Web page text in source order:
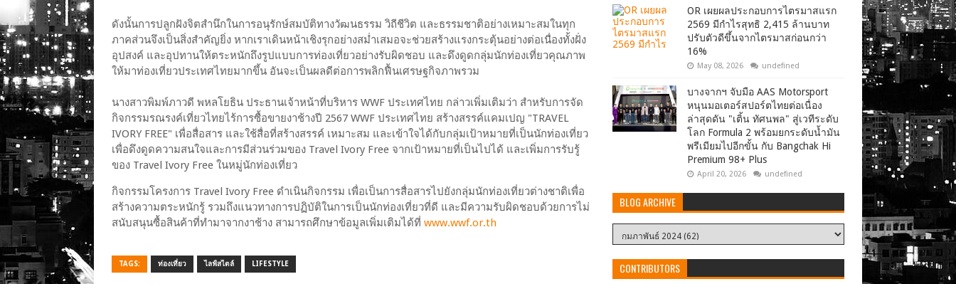
ดังนั้นการปลูกฝังจิตสำนึกในการอนุรักษ์สมบัติทางวัฒนธรรม วิถีชีวิต และธรรมชาติอย่างเหมาะสมในทุก
ภาคส่วนจึงเป็นสิ่งสำคัญยิ่ง หากเราเดินหน้าเชิงรุกอย่างสม่ำเสมอจะช่วยสร้างแรงกระตุ้นอย่างต่อเนื่องทั้งฝั่ง
อุปสงค์ และอุปทานให้ตระหนักถึงรูปแบบการท่องเที่ยวอย่างรับผิดชอบ และดึงดูดกลุ่มนักท่องเที่ยวคุณภาพ
ให้มาท่องเที่ยวประเทศไทยมากขึ้น อันจะเป็นผลดีต่อการพลิกฟื้นเศรษฐกิจภาพรวม
นางสาวพิมพ์ภาวดี พหลโยธิน ประธานเจ้าหน้าที่บริหาร WWF ประเทศไทย กล่าวเพิ่มเติมว่า สำหรับการจัด
กิจกรรมรณรงค์เที่ยวไทยไร้การซื้อขายงาช้างปี 2567 WWF ประเทศไทย สร้างสรรค์แคมเปญ "TRAVEL
IVORY FREE" เพื่อสื่อสาร และใช้สื่อที่สร้างสรรค์ เหมาะสม และเข้าใจได้กับกลุ่มเป้าหมายที่เป็นนักท่องเที่ยว
เพื่อดึงดูดความสนใจและการมีส่วนร่วมของ Travel Ivory Free จากเป้าหมายที่เป็นไปได้ และเพิ่มการรับรู้
ของ Travel Ivory Free ในหมู่นักท่องเที่ยว
กิจกรรมโครงการ Travel Ivory Free ดำเนินกิจกรรม เพื่อเป็นการสื่อสารไปยังกลุ่มนักท่องเที่ยวต่างชาติเพื่อ
สร้างความตระหนักรู้ รวมถึงแนวทางการปฏิบัติในการเป็นนักท่องเที่ยวที่ดี และมีความรับผิดชอบด้วยการไม่
สนับสนุนซื้อสินค้าที่ทำมาจากงาช้าง สามารถศึกษาข้อมูลเพิ่มเติมได้ที่ www.wwf.or.th
TAGS: ท่องเที่ยว ไลฟ์สไตล์ LIFESTYLE
OR เผยผลประกอบการไตรมาสแรก
2569 มีกำไรสุทธิ 2,415 ล้านบาท
ปรับตัวดีขึ้นจากไตรมาสก่อนกว่า
16%
May 08, 2026 undefined
บางจากฯ จับมือ AAS Motorsport
หนุนมอเตอร์สปอร์ตไทยต่อเนื่อง
ล่าสุดดัน "เติ้น ทัศนพล" สู่เวทีระดับ
โลก Formula 2 พร้อมยกระดับน้ำมัน
พรีเมียมไปอีกขั้น กับ Bangchak Hi
Premium 98+ Plus
April 20, 2026 undefined
BLOG ARCHIVE
CONTRIBUTORS